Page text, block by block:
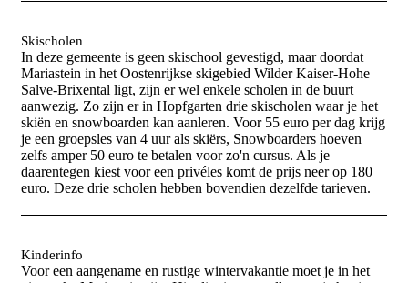
Skischolen
In deze gemeente is geen skischool gevestigd, maar doordat
Mariastein in het Oostenrijkse skigebied Wilder Kaiser-Hohe
Salve-Brixental ligt, zijn er wel enkele scholen in de buurt
aanwezig. Zo zijn er in Hopfgarten drie skischolen waar je het
skiën en snowboarden kan aanleren. Voor 55 euro per dag krijg
je een groepsles van 4 uur als skiërs, Snowboarders hoeven
zelfs amper 50 euro te betalen voor zo'n cursus. Als je
daarentegen kiest voor een privéles komt de prijs neer op 180
euro. Deze drie scholen hebben bovendien dezelfde tarieven.
Kinderinfo
Voor een aangename en rustige wintervakantie moet je in het